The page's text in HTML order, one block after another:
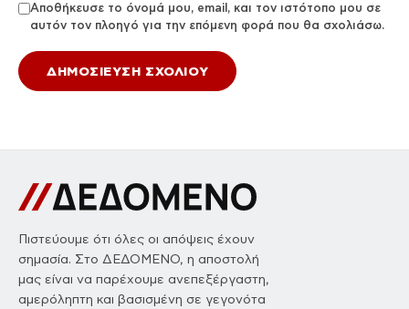
Αποθήκευσε το όνομά μου, email, και τον ιστότοπο μου σε
αυτόν τον πλοηγό για την επόμενη φορά που θα σχολιάσω.
Πιστεύουμε ότι όλες οι απόψεις έχουν
σημασία. Στο ΔΕΔΟΜΕΝΟ, η αποστολή
μας είναι να παρέχουμε ανεπεξέργαστη,
αμερόληπτη και βασισμένη σε γεγονότα